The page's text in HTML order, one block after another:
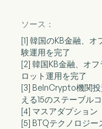
ソース：
[1] 韓国のKB金融、
験運用を完了
[2] 韓国KB金融、オ
ロット運用を完了
[3] BeInCrypto機関
える15のステーブル
[4] マスアダプション
[5] BTQテクノロジ